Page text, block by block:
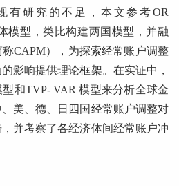
有研究的不足，本文参考OR
模型，类比构建两国模型，并融
CAPM），为探索经常账户调整
影响提供理论框架。在实证中，
和TVP- VAR 模型来分析全球金
美、德、日四国经常账户调整对
并考察了各经济体间经常账户冲